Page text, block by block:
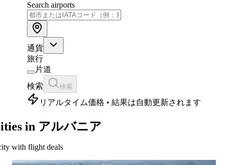
Search airports
通貨
旅行
片道
検索
検索
リアルタイム価格 • 結果は自動更新されます
in アルバニア
with flight deals